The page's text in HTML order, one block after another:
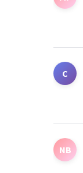
C
NB